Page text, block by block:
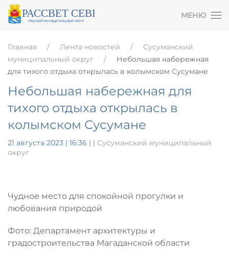
МЕНЮ
Главная Лента новостей
Сусуманский
муниципальный округ
Небольшая набережная
для тихого отдыха открылась в колымском Сусумане
Небольшая набережная для
тихого отдыха открылась в
колымском Сусумане
21 августа 2023 | 16:36 | | Сусуманский муниципальный
округ
Чудное место для спокойной прогулки и
любования природой
Фото: Департамент архитектуры и
градостроительства Магаданской области